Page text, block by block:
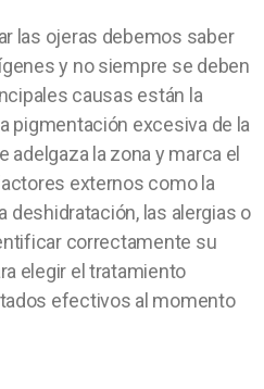
las ojeras debemos saber
y no siempre se deben
causas están la
pigmentación excesiva de la
adelgaza la zona y marca el
externos como la
deshidratación, las alergias o
correctamente su
elegir el tratamiento
efectivos al momento